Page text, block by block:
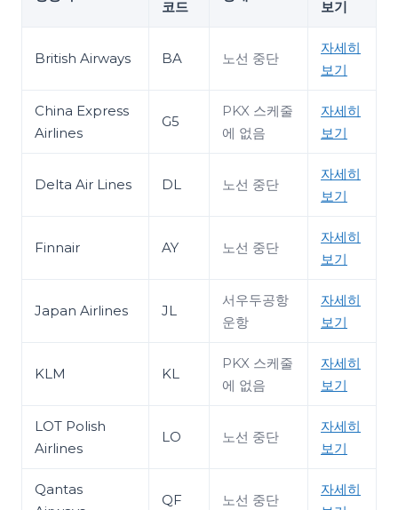
코드
보기
British Airways BA 노선 중단
자세히
보기
China Express
Airlines
G5
PKX 스케줄
에 없음
자세히
보기
Delta Air Lines DL 노선 중단
자세히
보기
Finnair AY 노선 중단
자세히
보기
Japan Airlines JL
서우두공항
운항
자세히
보기
KLM KL
PKX 스케줄
에 없음
자세히
보기
LOT Polish
Airlines
LO 노선 중단
자세히
보기
Qantas
QF 노선 중단
자세히